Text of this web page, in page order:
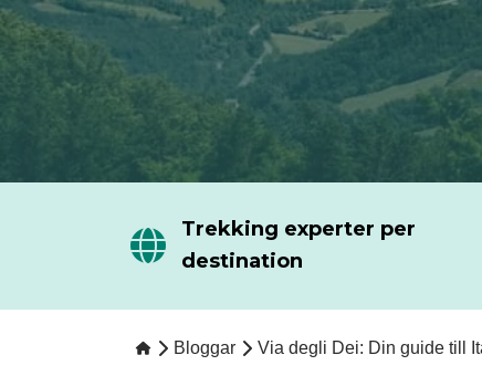
Trekking experter per
destination
Bloggar Via degli Dei: Din guide till